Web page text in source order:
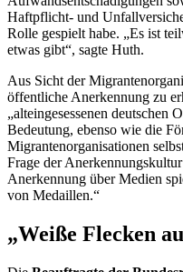
Haftpflicht- und
Rolle gespielt habe. „Es ist
etwas gibt“, sagte Huth.
Aus Sicht der
öffentliche Anerkennung zu
„alteingesessenen deutschen
Bedeutung, ebenso wie die
Migrantenorganisationen
Frage der
Anerkennung über Medien
von Medaillen.“
„Weiße Flecken